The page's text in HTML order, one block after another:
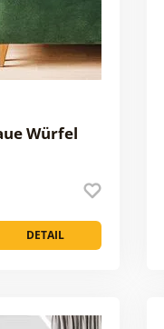
Würfel
DETAIL